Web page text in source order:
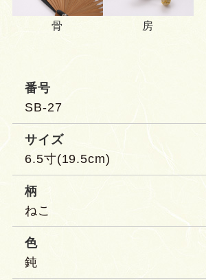
骨 房
番号
SB-27
サイズ
6.5寸(19.5cm)
柄
ねこ
色
鈍